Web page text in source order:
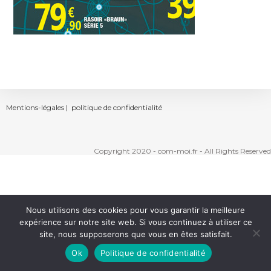
Mentions-légales | politique de confidentialité
Copyright 2020 - com-moi.fr - All Rights Reserved
Nous utilisons des cookies pour vous garantir la meilleure
expérience sur notre site web. Si vous continuez à utiliser ce
site, nous supposerons que vous en êtes satisfait.
Ok
Politique de confidentialité